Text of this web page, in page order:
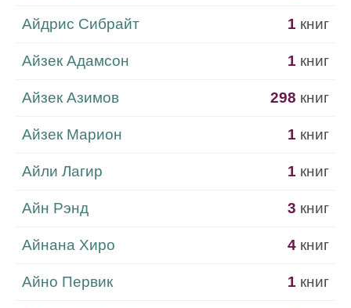
Айдрис Сибрайт 1 книг
Айзек Адамсон 1 книг
Айзек Азимов 298 книг
Айзек Марион 1 книг
Айли Лагир 1 книг
Айн Рэнд 3 книг
Айнана Хиро 4 книг
Айно Первик 1 книг